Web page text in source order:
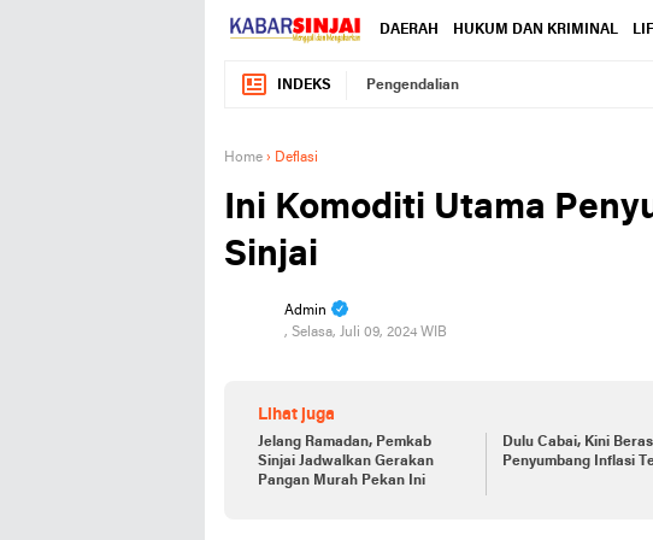
DAERAH HUKUM DAN KRIMINAL
INDEKS Pengendalian
Home › Deflasi
Ini Komoditi Utama
Sinjai
Admin
, Selasa, Juli 09, 2024 WIB
Lihat juga
Jelang Ramadan, Pemkab
Sinjai Jadwalkan Gerakan
Pangan Murah Pekan Ini
Dulu Cabai, Kini Beras
Penyumbang Inflasi